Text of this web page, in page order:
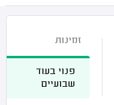
זמינות
פנוי בעוד
שבועיים